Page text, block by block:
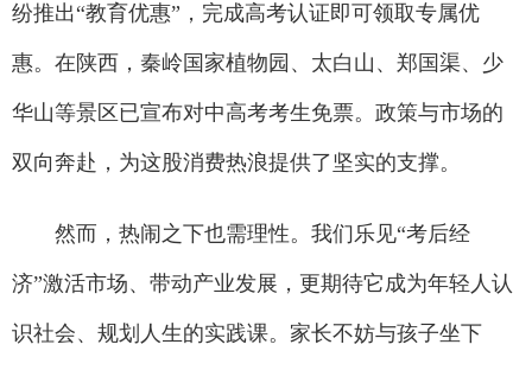
纷推出“教育优惠”，完成高考认证即可领取专属优
惠。在陕西，秦岭国家植物园、太白山、郑国渠、少
华山等景区已宣布对中高考考生免票。政策与市场的
双向奔赴，为这股消费热浪提供了坚实的支撑。
然而，热闹之下也需理性。我们乐见“考后经
济”激活市场、带动产业发展，更期待它成为年轻人认
识社会、规划人生的实践课。家长不妨与孩子坐下